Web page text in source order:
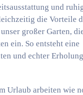
und
die Vorteile
großer Garten,
ein. So entsteht eine
und echter
Urlaub arbeiten wie